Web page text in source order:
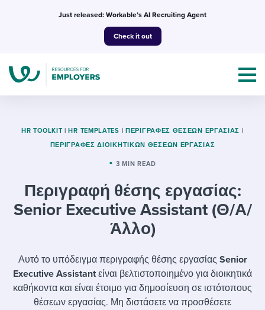
Just released: Workable’s AI Recruiting Agent
Check it out
Topics
I NEED HELP WITH...
Evaluating candidates
Working together with others
Templates & Guides
Job description templates
Interview question templates
I’m a jobseeker
I WANT TO LEARN ABOUT...
Applying for a job
Workable customer stories
Explore Workable
HR TOOLKIT | HR TEMPLATES | ΠΕΡΙΓΡΑΦΈΣ ΘΈΣΕΩΝ ΕΡΓΑΣΊΑΣ |
ΠΕΡΙΓΡΑΦΈΣ ΔΙΟΙΚΗΤΙΚΏΝ ΘΈΣΕΩΝ ΕΡΓΑΣΊΑΣ
3 MIN READ
Περιγραφή θέσης εργασίας:
Senior Executive Assistant (Θ/Α/
Άλλο)
Αυτό το υπόδειγμα περιγραφής θέσης εργασίας Senior
Executive Assistantείναι βελτιστοποιημένο για διοικητικά
καθήκοντα και είναι έτοιμο για δημοσίευση σε ιστότοπους
θέσεων εργασίας. Μη διστάσετε να προσθέσετε